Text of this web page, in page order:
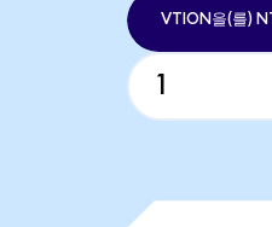
VTION을(를)